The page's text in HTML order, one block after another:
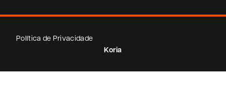
Política de Privacidade
Koria